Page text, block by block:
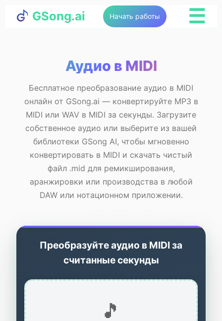
GSong.ai Начать работы ☰
Аудио в MIDI
Бесплатное преобразование аудио в MIDI
онлайн от GSong.ai — конвертируйте MP3 в
MIDI или WAV в MIDI за секунды. Загрузите
собственное аудио или выберите из вашей
библиотеки GSong AI, чтобы мгновенно
конвертировать в MIDI и скачать чистый
файл .mid для ремикширования,
аранжировки или производства в любой
DAW или нотационном приложении.
Преобразуйте аудио в MIDI за
считанные секунды
🎵